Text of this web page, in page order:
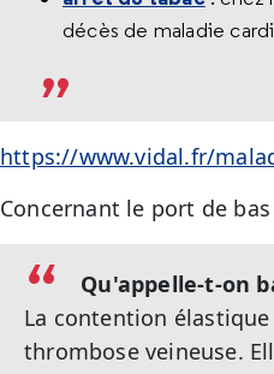
décès de maladie
https://www.vidal.fr/
Concernant le port de
Qu'appelle-t-on
La contention
thrombose veineuse.